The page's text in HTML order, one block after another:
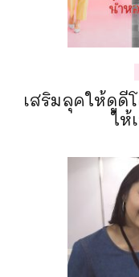
เสริมลุคให้ดูดี
ให้